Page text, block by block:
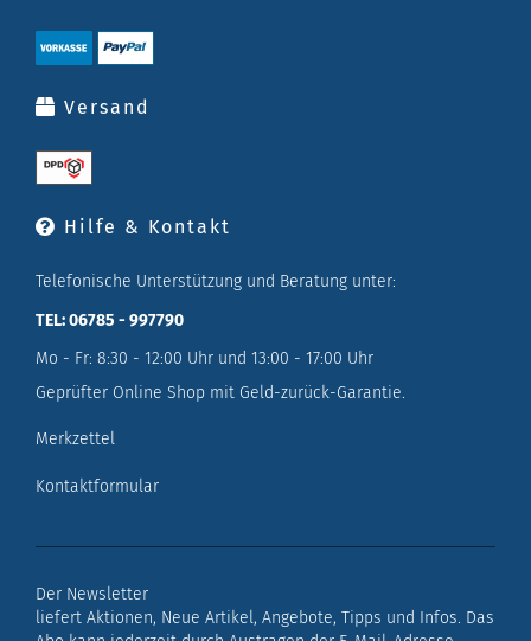
Versand
Hilfe & Kontakt
Telefonische Unterstützung und Beratung unter:
TEL: 06785 - 997790
Mo - Fr: 8:30 - 12:00 Uhr und 13:00 - 17:00 Uhr
Geprüfter Online Shop mit Geld-zurück-Garantie.
Merkzettel
Kontaktformular
Der Newsletter
liefert Aktionen, Neue Artikel, Angebote, Tipps und Infos. Das